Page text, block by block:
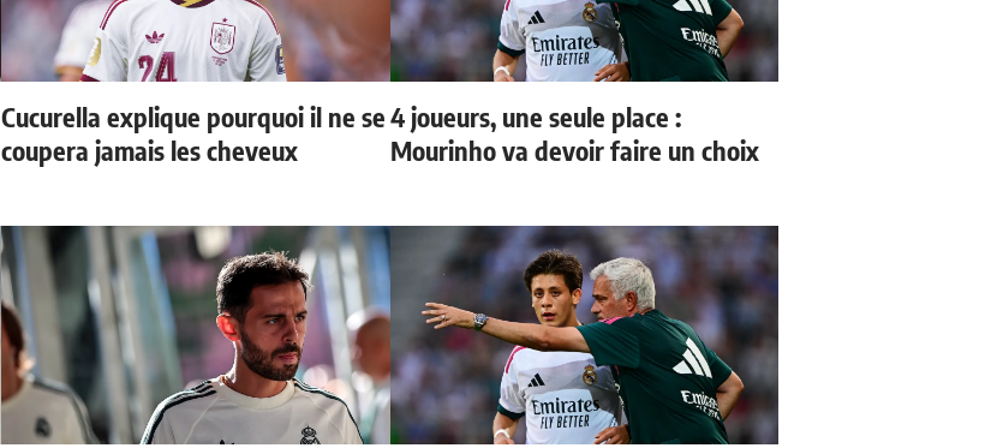
Cucurella explique pourquoi il ne se
coupera jamais les cheveux
4 joueurs, une seule place :
Mourinho va devoir faire un choix